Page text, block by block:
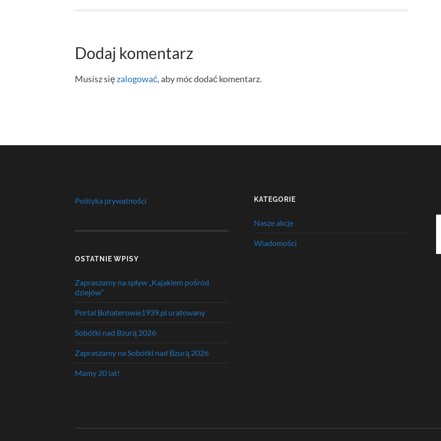
Dodaj komentarz
Musisz sięzalogować, aby móc dodać komentarz.
Polityka prywatności
OSTATNIE WPISY
Zapraszamy na spływ „Kajakiem pośród
dziejów”
Portal Bohaterowie1939.pl uratowany
Sobótki nad Bzurą 2026
Zapraszamy na Sobótki nad Bzurą 2026
Mamy 20 lat!
KATEGORIE
Nasze akcje
Wiadomości